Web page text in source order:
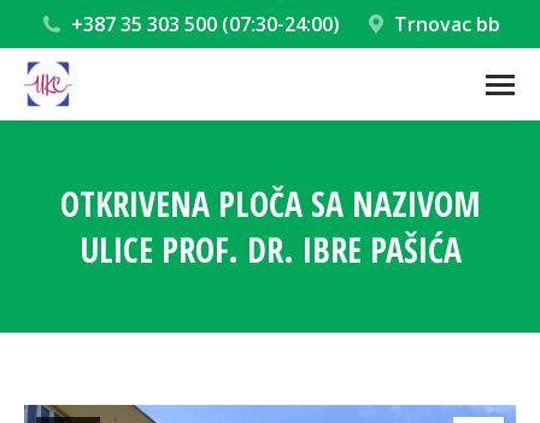
+387 35 303 500 (07:30-24:00) Trnovac bb
OTKRIVENA PLOČA SA NAZIVOM
ULICE PROF. DR. IBRE PAŠIĆA